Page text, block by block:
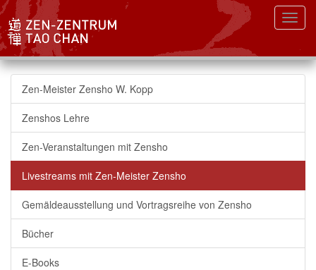
Zen-Meister Zensho W. Kopp
Zenshos Lehre
Zen-Veranstaltungen mit Zensho
Livestreams mit Zen-Meister Zensho
Gemäldeausstellung und Vortragsreihe von Zensho
Bücher
E-Books